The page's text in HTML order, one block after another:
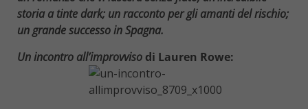
storia a tinte dark; un racconto per gli amanti del rischio;
un grande successo in Spagna.
Un incontro all’improvviso di Lauren Rowe: